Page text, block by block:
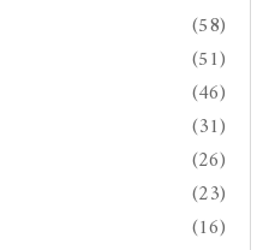
(58)
(51)
(46)
(31)
(26)
(23)
(16)